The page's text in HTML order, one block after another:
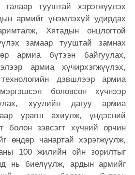
тууштай хэрэгжүүлэх
армийг үнэмлэхүй удирдах
Хятадын онцлогтой
замаар тууштай замнах
армиа бүтээн байгуулах,
армиа хүчирхэгжүүлэх,
дэвшлээр армиа
боловсон хүчнээр
хуулийн дагуу армиа
урагш ахиулж, үндэсний
болон зэвсэгт хүчний орчин
өндөр чанартай хэрэгжүүлж,
100 жилийн ойн зорилтыг
нь биелүүлж, ардын армийг